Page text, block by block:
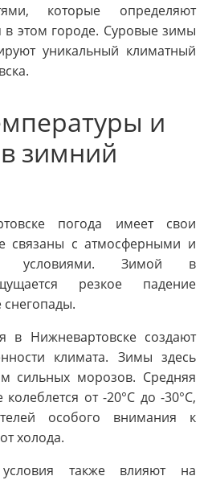
которые определяют
в этом городе. Суровые зимы
уникальный климатный
и
зимний
погода имеет свои
связаны с атмосферными и
условиями. Зимой в
резкое падение
в Нижневартовске создают
климата. Зимы здесь
сильных морозов. Средняя
от -20°C до -30°C,
особого внимания к
холода.
условия также влияют на